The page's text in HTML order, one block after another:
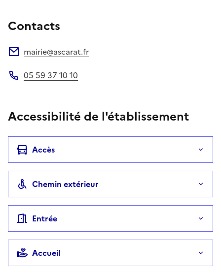
Contacts
mairie@ascarat.fr
05 59 37 10 10
Accessibilité de l'établissement
Accès
Chemin extérieur
Entrée
Accueil